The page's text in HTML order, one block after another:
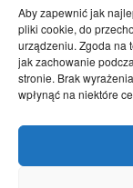
Aby zapewnić jak
pliki cookie, do
urządzeniu. Zgoda na
jak zachowanie
stronie. Brak
wpłynąć na niektóre
Temat dnia
Publicystyka
Polityka
Polska
Społeczeństwo